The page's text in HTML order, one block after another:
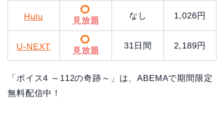
Hulu 見放題
なし 1,026円
U-NEXT 見放題
31日間 2,189円
「ボイス4 ～112の奇跡～」は、ABEMAで期間限定
無料配信中！